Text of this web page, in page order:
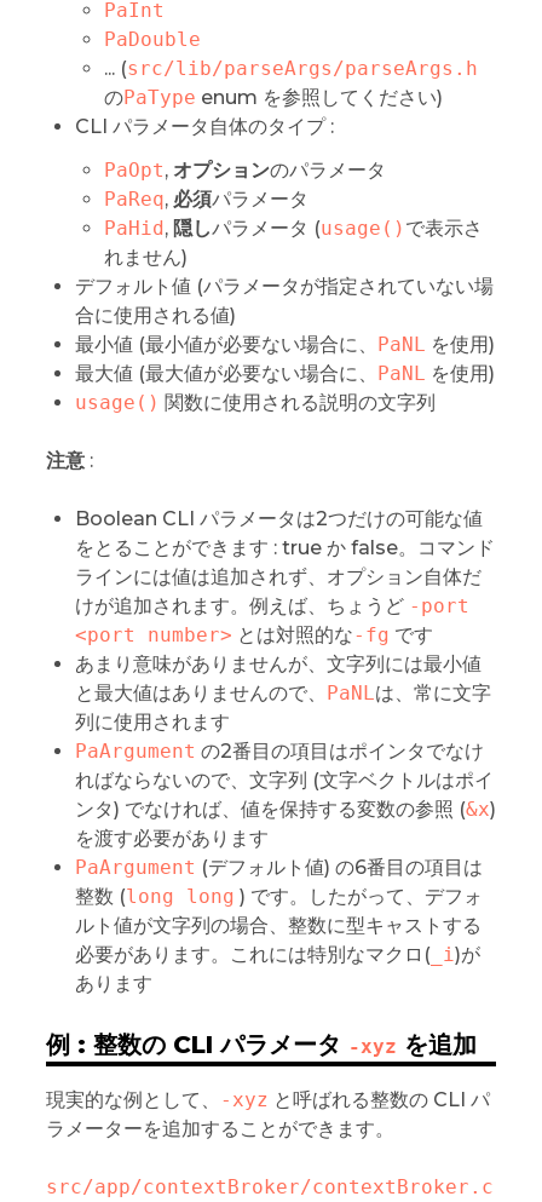
PaInt
PaDouble
... (src/lib/parseArgs/parseArgs.h
のPaType enum を参照してください)
CLI パラメータ自体のタイプ :
PaOpt, オプションのパラメータ
PaReq, 必須パラメータ
PaHid, 隠しパラメータ (usage() で表示さ
れません)
デフォルト値 (パラメータが指定されていない場
合に使用される値)
最小値 (最小値が必要ない場合に、 PaNL を使用)
最大値 (最大値が必要ない場合に、 PaNL を使用)
usage() 関数に使用される説明の文字列
注意:
Boolean CLI パラメータは2つだけの可能な値
をとることができます : true か false。コマンド
ラインには値は追加されず、オプション自体だ
けが追加されます。例えば、ちょうど -port
<port number> とは対照的な-fg です
あまり意味がありませんが、文字列には最小値
と最大値はありませんので、 PaNLは、常に文字
列に使用されます
PaArgument の2番目の項目はポインタでなけ
ればならないので、文字列 (文字ベクトルはポイ
ンタ) でなければ、値を保持する変数の参照 (&x)
を渡す必要があります
PaArgument (デフォルト値) の6番目の項目は
整数 (long long ) です。したがって、デフォ
ルト値が文字列の場合、整数に型キャストする
必要があります。これには特別なマクロ(_i)が
あります
例 : 整数の CLI パラメータ -xyz を追加
現実的な例として、 -xyz と呼ばれる整数の CLI パ
ラメーターを追加することができます。
src/app/contextBroker/contextBroker.c